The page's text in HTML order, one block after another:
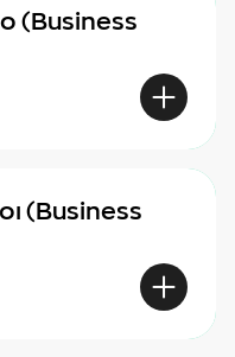
(Business
(Business